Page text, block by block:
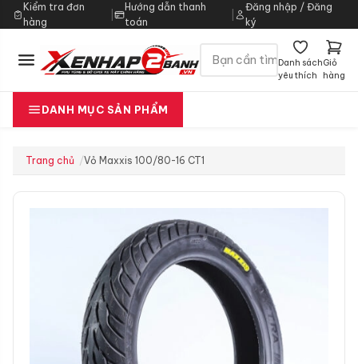
Kiểm tra đơn
hàng
|
Hướng dẫn thanh
toán
Đăng nhập / Đăng
ký
Danh sách
yêu thích
Giỏ
hàng
DANH MỤC SẢN PHẨM
Trang chủ Vỏ Maxxis 100/80-16 CT1